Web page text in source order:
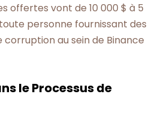
offertes vont de 10 000 $ à 5
personne fournissant des
au sein de Binance
le Processus de